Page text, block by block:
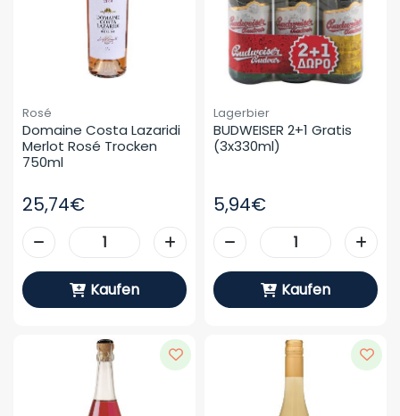
Rosé
Domaine Costa Lazaridi
Merlot Rosé Trocken
750ml
25,74€
Kaufen
Lagerbier
BUDWEISER 2+1 Gratis
(3x330ml)
5,94€
Kaufen